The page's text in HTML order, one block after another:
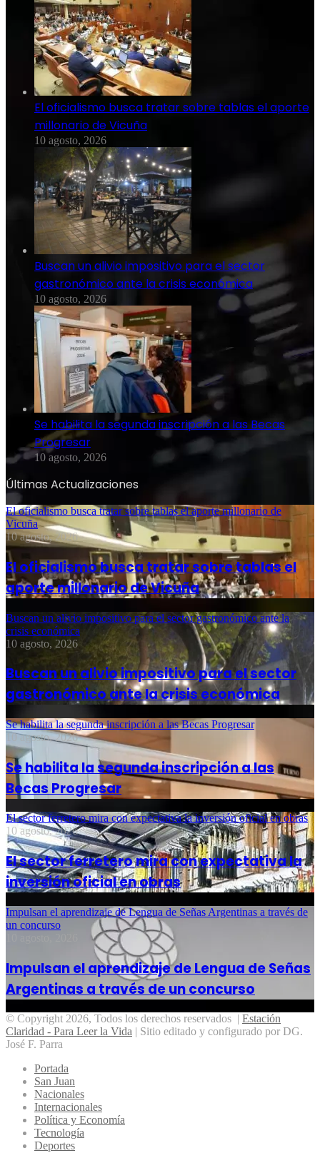
El oficialismo busca tratar sobre tablas el aporte
millonario de Vicuña
10 agosto, 2026
Buscan un alivio impositivo para el sector
gastronómico ante la crisis económica
10 agosto, 2026
Se habilita la segunda inscripción a las Becas
Progresar
10 agosto, 2026
Últimas Actualizaciones
El oficialismo busca tratar sobre tablas el aporte millonario de
Vicuña
10 agosto, 2026
El oficialismo busca tratar sobre tablas el
aporte millonario de Vicuña
Buscan un alivio impositivo para el sector gastronómico ante la
crisis económica
10 agosto, 2026
Buscan un alivio impositivo para el sector
gastronómico ante la crisis económica
Se habilita la segunda inscripción a las Becas Progresar
10 agosto, 2026
Se habilita la segunda inscripción a las
Becas Progresar
El sector ferretero mira con expectativa la inversión oficial en obras
10 agosto, 2026
El sector ferretero mira con expectativa la
inversión oficial en obras
Impulsan el aprendizaje de Lengua de Señas Argentinas a través de
un concurso
Impulsan el aprendizaje de Lengua de Señas
Argentinas a través de un concurso
© Copyright 2026, Todos los derechos reservados | Estación
Claridad - Para Leer la Vida | Sitio editado y configurado por DG.
José F. Parra
Portada
San Juan
Nacionales
Internacionales
Política y Economía
Tecnología
Deportes